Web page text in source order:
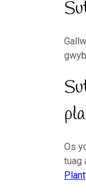
Os
tuag
Plant.